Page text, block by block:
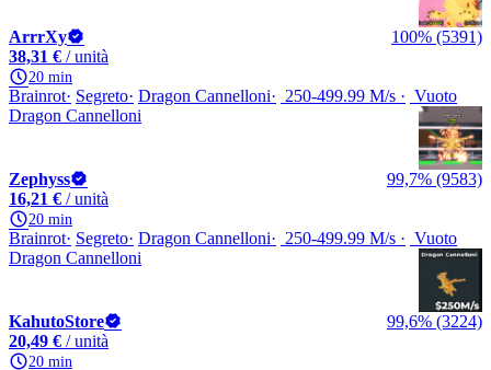
ArrrXy
100% (5391)
38,31 € / unità
20 min
Brainrot Segreto Dragon Cannelloni 250-499.99 M/s
Vuoto
Dragon Cannelloni
Zephyss
99,7% (9583)
16,21 € / unità
20 min
Brainrot Segreto Dragon Cannelloni 250-499.99 M/s
Vuoto
Dragon Cannelloni
KahutoStore
99,6% (3224)
20,49 € / unità
20 min